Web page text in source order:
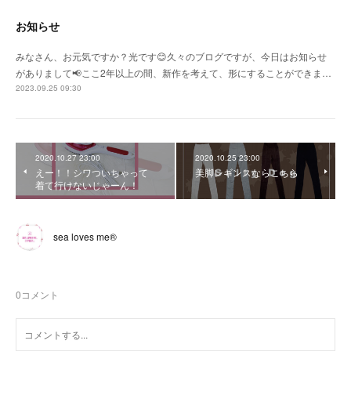
お知らせ
みなさん、お元気ですか？光です😊久々のブログですが、今日はお知らせ
がありまして📢ここ2年以上の間、新作を考えて、形にすることができま…
2023.09.25 09:30
2020.10.27 23:00
えー！！シワついちゃって
着て行けないじゃーん！
2020.10.25 23:00
美脚レギンスならこちら
sea loves me®︎
0コメント